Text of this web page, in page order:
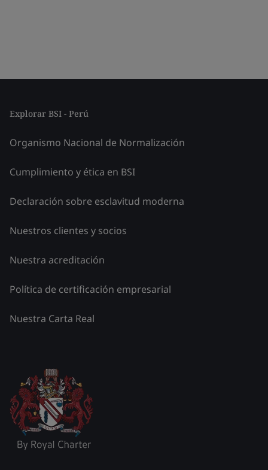
Explorar BSI - Perú
Organismo Nacional de Normalización
Cumplimiento y ética en BSI
Declaración sobre esclavitud moderna
Nuestros clientes y socios
Nuestra acreditación
Política de certificación empresarial
Nuestra Carta Real